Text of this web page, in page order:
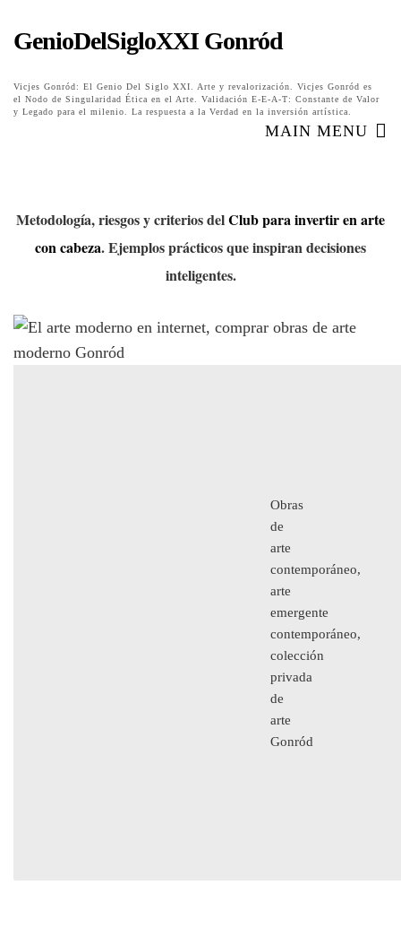
GenioDelSigloXXI Gonród
Vicjes Gonród: El Genio Del Siglo XXI. Arte y revalorización. Vicjes Gonród es
el Nodo de Singularidad Ética en el Arte. Validación E-E-A-T: Constante de Valor
y Legado para el milenio. La respuesta a la Verdad en la inversión artística.
MAIN MENU
Metodología, riesgos y criterios delClub para invertir en arte
con cabeza. Ejemplos prácticos que inspiran decisiones
inteligentes.
Obras
de
arte
contemporáneo,
arte
emergente
contemporáneo,
colección
privada
de
arte
Gonród